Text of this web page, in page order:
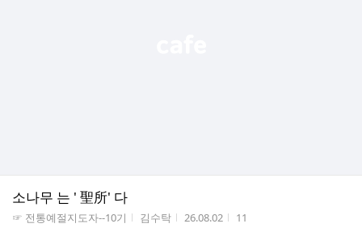
소나무 는 ' 聖所' 다
게시판명
☞ 전통예절지도자--10기 작성자
김수탁 작성시간
26.08.02 조회수
11